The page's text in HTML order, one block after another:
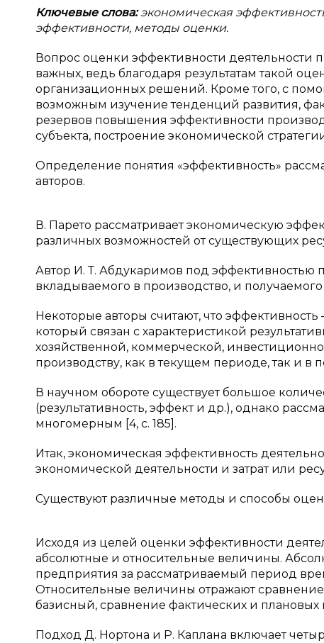
Ключевые слова:экономическая
эффективности, методы оценки.
Вопрос оценки эффективности деятельности
важных, ведь благодаря результатам такой
организационных решений. Кроме того, с
возможным изучение тенденций развития,
резервов повышения эффективности
субъекта, построение экономической
Определение понятия «эффективность»
авторов.
В. Парето рассматривает экономическую
различных возможностей от существующих
Автор И. Т. Абдукаримов под эффективностью
вкладываемого в производство, и получаемого
Некоторые авторы считают, что
который связан с характеристикой
хозяйственной, коммерческой,
производству, как в текущем периоде, так и в
В научном обороте существует большое
(результативность, эффект и др.), однако
многомерным [4, с. 185].
Итак, экономическая эффективность
экономической деятельности и затрат или
Существуют различные методы и способы
Исходя из целей оценки эффективности
абсолютные и относительные величины.
предприятия за рассматриваемый период
Относительные величины отражают
базисный, сравнение фактических и плановых
Подход Д. Нортона и Р. Каплана включает